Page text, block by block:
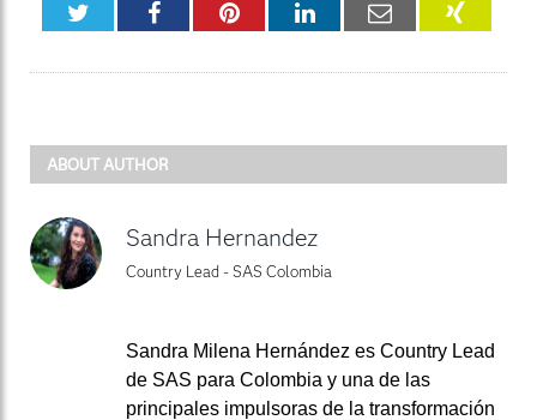
TwitterFacebookPinterestLinkedInEmail XING
ABOUT AUTHOR
Sandra Hernandez
Country Lead - SAS Colombia
Sandra Milena Hernández es Country Lead
de SAS para Colombia y una de las
principales impulsoras de la transformación